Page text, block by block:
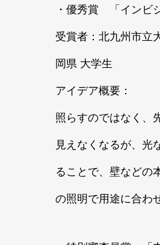
・優秀賞 「インビ
受賞者：北九州市立
岡県 大学生
アイデア概要：
照らすのではなく、
見えなくなるが、光
ることで、壁などの
の照明で用途に合わ